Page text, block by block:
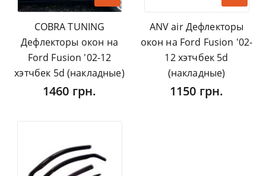
COBRA TUNING
Дефлекторы окон на
Ford Fusion '02-12
хэтчбек 5d (накладные)
1460 грн.
ANV air Дефлекторы
окон на Ford Fusion '02-
12 хэтчбек 5d
(накладные)
1150 грн.